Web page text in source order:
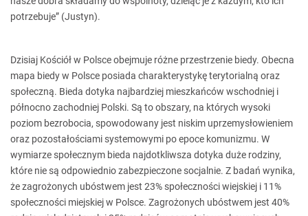
potrzebuje” (Justyn).
Dzisiaj Kościół w Polsce obejmuje różne przestrzenie biedy. Obecna
mapa biedy w Polsce posiada charakterystykę terytorialną oraz
społeczną. Bieda dotyka najbardziej mieszkańców wschodniej i
północno zachodniej Polski. Są to obszary, na których wysoki
poziom bezrobocia, spowodowany jest niskim uprzemysłowieniem
oraz pozostałościami systemowymi po epoce komunizmu. W
wymiarze społecznym bieda najdotkliwsza dotyka duże rodziny,
które nie są odpowiednio zabezpieczone socjalnie. Z badań wynika,
że zagrożonych ubóstwem jest 23% społeczności wiejskiej i 11%
społeczności miejskiej w Polsce. Zagrożonych ubóstwem jest 40%